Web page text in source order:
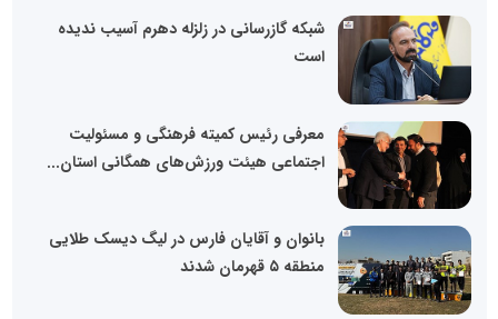
شبکه گازرسانی در زلزله دهرم آسیب ندیده
است
معرفی رئیس کمیته فرهنگی و مسئولیت
اجتماعی هیئت ورزش‌های همگانی استان...
بانوان و آقایان فارس در لیگ دیسک طلایی
منطقه ۵ قهرمان شدند